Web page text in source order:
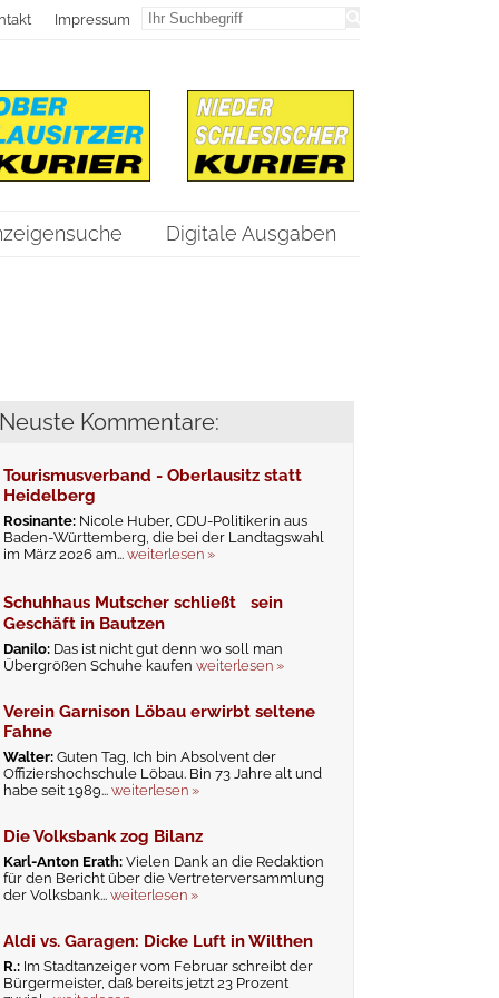
Impressum
Digitale Ausgaben
Neuste Kommentare:
Tourismusverband - Oberlausitz statt
Heidelberg
Rosinante: Nicole Huber, CDU-Politikerin aus
Baden-Württemberg, die bei der Landtagswahl
im März 2026 am...weiterlesen »
Schuhhaus Mutscher schließt sein
Geschäft in Bautzen
Danilo: Das ist nicht gut denn wo soll man
Übergrößen Schuhe kaufenweiterlesen »
Verein Garnison Löbau erwirbt seltene
Fahne
Walter:Guten Tag, Ich bin Absolvent der
Offiziershochschule Löbau. Bin 73 Jahre alt und
habe seit 1989...weiterlesen »
Die Volksbank zog Bilanz
Karl-Anton Erath:Vielen Dank an die Redaktion
für den Bericht über die Vertreterversammlung
der Volksbank...weiterlesen »
Aldi vs. Garagen: Dicke Luft in Wilthen
R.: Im Stadtanzeiger vom Februar schreibt der
Bürgermeister, daß bereits jetzt 23 Prozent